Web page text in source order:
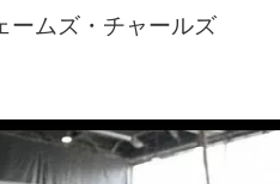
ームズ・チャールズ